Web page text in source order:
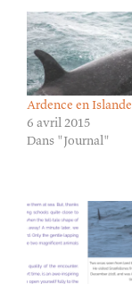
Ardence en Islande
6 avril 2015
Dans "Journal"